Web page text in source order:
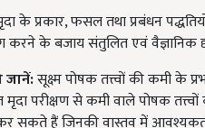
के प्रकार, फसल तथा प्रबंधन
करने के बजाय संतुलित एवं वैज्ञानिक
जानें:सूक्ष्म पोषक तत्त्वों की कमी के
परीक्षण से कमी वाले पोषक
कर सकते हैं जिनकी वास्तव में